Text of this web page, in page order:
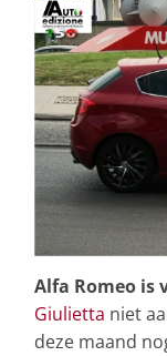
Alfa Romeo is
Giulietta niet
deze maand